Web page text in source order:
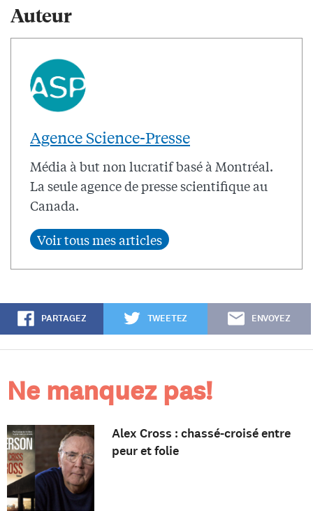
Auteur
Agence Science-Presse
Média à but non lucratif basé à Montréal.
La seule agence de presse scientifique au
Canada.
PARTAGEZ TWEETEZ ENVOYEZ
Ne manquez pas!
Alex Cross : chassé-croisé entre
peur et folie